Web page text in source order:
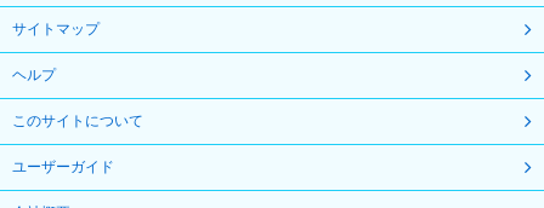
サイトマップ
ヘルプ
このサイトについて
ユーザーガイド